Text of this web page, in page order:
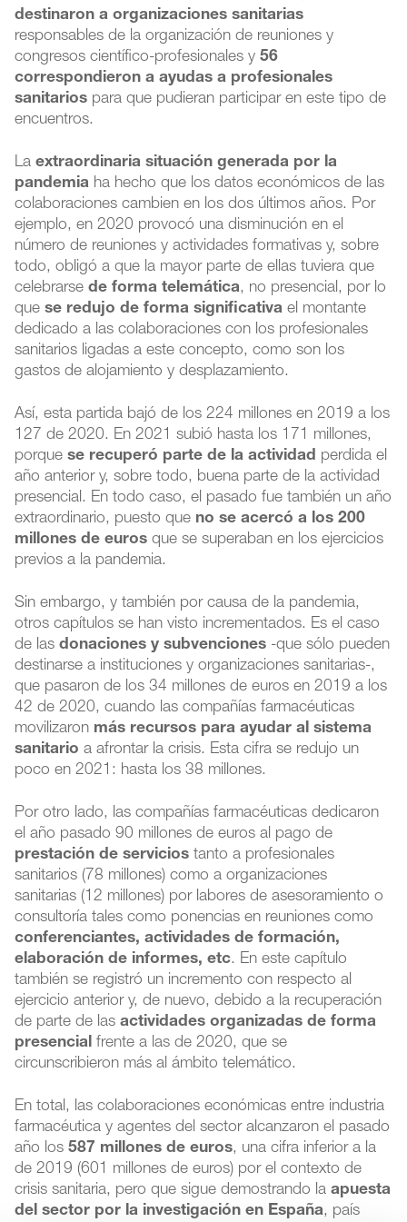
destinaron a organizaciones sanitarias
responsables de la organización de reuniones y
congresos científico-profesionales y56
correspondieron a ayudas a profesionales
sanitarios para que pudieran participar en este tipo de
encuentros.
Laextraordinaria situación generada por la
pandemia ha hecho que los datos económicos de las
colaboraciones cambien en los dos últimos años. Por
ejemplo, en 2020 provocó una disminución en el
número de reuniones y actividades formativas y, sobre
todo, obligó a que la mayor parte de ellas tuviera que
celebrarsede forma telemática, no presencial, por lo
quese redujo de forma significativa el montante
dedicado a las colaboraciones con los profesionales
sanitarios ligadas a este concepto, como son los
gastos de alojamiento y desplazamiento.
Así, esta partida bajó de los 224 millones en 2019 a los
127 de 2020. En 2021 subió hasta los 171 millones,
porquese recuperó parte de la actividad perdida el
año anterior y, sobre todo, buena parte de la actividad
presencial. En todo caso, el pasado fue también un año
extraordinario, puesto que no se acercó a los 200
millones de euros que se superaban en los ejercicios
previos a la pandemia.
Sin embargo, y también por causa de la pandemia,
otros capítulos se han visto incrementados. Es el caso
de lasdonaciones y subvenciones -que sólo pueden
destinarse a instituciones y organizaciones sanitarias-,
que pasaron de los 34 millones de euros en 2019 a los
42 de 2020, cuando las compañías farmacéuticas
movilizaron más recursos para ayudar al sistema
sanitario a afrontar la crisis. Esta cifra se redujo un
poco en 2021: hasta los 38 millones.
Por otro lado, las compañías farmacéuticas dedicaron
el año pasado 90 millones de euros al pago de
prestación de servicios tanto a profesionales
sanitarios (78 millones) como a organizaciones
sanitarias (12 millones) por labores de asesoramiento o
consultoría tales como ponencias en reuniones como
conferenciantes, actividades de formación,
elaboración de informes, etc. En este capítulo
también se registró un incremento con respecto al
ejercicio anterior y, de nuevo, debido a la recuperación
de parte de lasactividades organizadas de forma
presencial frente a las de 2020, que se
circunscribieron más al ámbito telemático.
En total, las colaboraciones económicas entre industria
farmacéutica y agentes del sector alcanzaron el pasado
año los587 millones de euros, una cifra inferior a la
de 2019 (601 millones de euros) por el contexto de
crisis sanitaria, pero que sigue demostrando laapuesta
del sector por la investigación en España, país